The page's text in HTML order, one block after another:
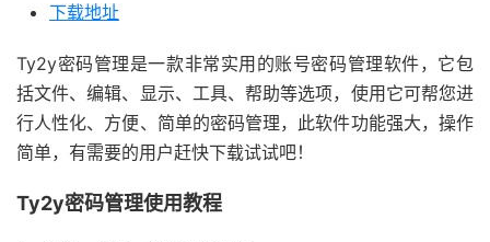
下载地址
Ty2y密码管理是一款非常实用的账号密码管理软件，它包
括文件、编辑、显示、工具、帮助等选项，使用它可帮您进
行人性化、方便、简单的密码管理，此软件功能强大，操作
简单，有需要的用户赶快下载试试吧！
Ty2y密码管理使用教程